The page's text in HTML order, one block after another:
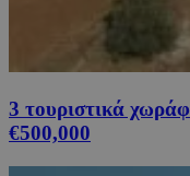
3 τουριστικά
€500,000